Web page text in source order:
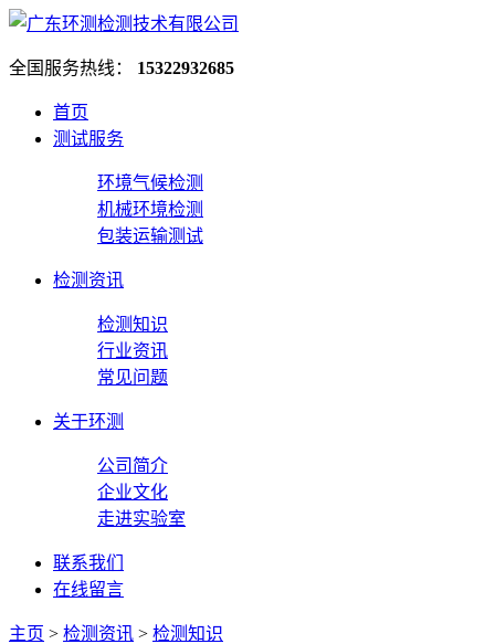
全国服务热线： 15322932685
首页
测试服务
环境气候检测
机械环境检测
包装运输测试
检测资讯
检测知识
行业资讯
常见问题
关于环测
公司简介
企业文化
走进实验室
联系我们
在线留言
主页 > 检测资讯 > 检测知识